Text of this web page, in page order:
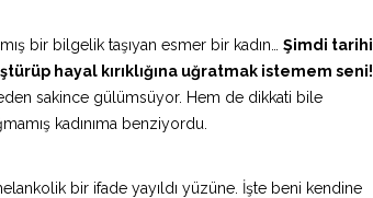
bir bilgelik taşıyan esmer bir kadın… Şimdi tarihi
hayal kırıklığına uğratmak istemem seni!
sakince gülümsüyor. Hem de dikkati bile
kadınıma benziyordu.
bir ifade yayıldı yüzüne. İşte beni kendine